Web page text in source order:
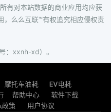
有对本站数据的商业应用均应获
，么么互联™有权追究相应侵权责
：xxnh-xd）。
摩托车油耗
EV电耗
帮助中心
软件下载
政策 用户协议